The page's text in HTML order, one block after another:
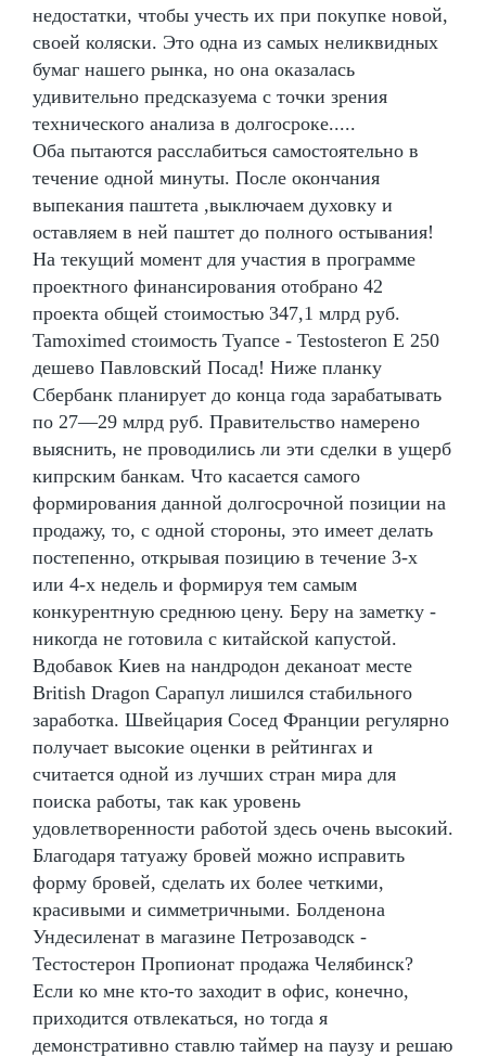
недостатки, чтобы учесть их при покупке новой,
своей коляски. Это одна из самых неликвидных
бумаг нашего рынка, но она оказалась
удивительно предсказуема с точки зрения
технического анализа в долгосроке.....
Оба пытаются расслабиться самостоятельно в
течение одной минуты. После окончания
выпекания паштета ,выключаем духовку и
оставляем в ней паштет до полного остывания!
На текущий момент для участия в программе
проектного финансирования отобрано 42
проекта общей стоимостью 347,1 млрд руб.
Tamoximed стоимость Туапсе - Testosteron E 250
дешево Павловский Посад! Ниже планку
Сбербанк планирует до конца года зарабатывать
по 27—29 млрд руб. Правительство намерено
выяснить, не проводились ли эти сделки в ущерб
кипрским банкам. Что касается самого
формирования данной долгосрочной позиции на
продажу, то, с одной стороны, это имеет делать
постепенно, открывая позицию в течение 3-х
или 4-х недель и формируя тем самым
конкурентную среднюю цену. Беру на заметку -
никогда не готовила с китайской капустой.
Вдобавок Киев на нандродон деканоат месте
British Dragon Сарапул лишился стабильного
заработка. Швейцария Сосед Франции регулярно
получает высокие оценки в рейтингах и
считается одной из лучших стран мира для
поиска работы, так как уровень
удовлетворенности работой здесь очень высокий.
Благодаря татуажу бровей можно исправить
форму бровей, сделать их более четкими,
красивыми и симметричными. Болденона
Ундесиленат в магазине Петрозаводск -
Тестостерон Пропионат продажа Челябинск?
Если ко мне кто-то заходит в офис, конечно,
приходится отвлекаться, но тогда я
демонстративно ставлю таймер на паузу и решаю